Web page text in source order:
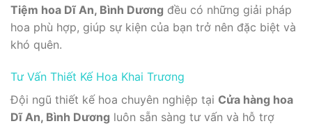
Tiệm hoa Dĩ An, Bình Dương đều có những giải pháp
hoa phù hợp, giúp sự kiện của bạn trở nên đặc biệt và
khó quên.
Tư Vấn Thiết Kế Hoa Khai Trương
Đội ngũ thiết kế hoa chuyên nghiệp tại Cửa hàng hoa
Dĩ An, Bình Dương luôn sẵn sàng tư vấn và hỗ trợ